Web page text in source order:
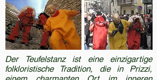
Der Teufelstanz ist eine einzigartige
folkloristische Tradition, die in Prizzi,